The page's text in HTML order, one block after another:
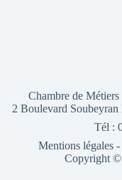
Chambre de
2 Boulevard
Tél :
Mentions légales-
Copyright